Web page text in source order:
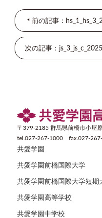
前の記事：
次の記事：
〒379-2185 群馬県前橋市小屋
tel.027-267-1000 fax.027-
共愛学園
共愛学園前橋国際大学
共愛学園前橋国際大学短期
共愛学園高等学校
共愛学園中学校